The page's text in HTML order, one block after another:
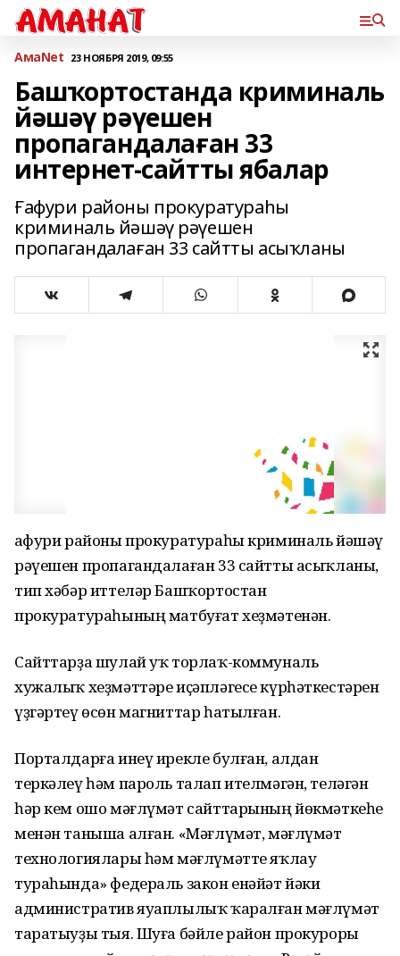
АмаNet 23 НОЯБРЯ 2019, 09:55
Башҡортостанда криминаль
йәшәү рәүешен
пропагандалаған 33
интернет-сайтты ябалар
Ғафури районы прокуратураһы
криминаль йәшәү рәүешен
пропагандалаған 33 сайтты асыҡланы
Ғафури районы прокуратураһы криминаль йәшәү
рәүешен пропагандалаған 33 сайтты асыҡланы,
тип хәбәр иттеләр Башҡортостан
прокуратураһының матбуғат хеҙмәтенән.
Сайттарҙа шулай уҡ торлаҡ-коммуналь
хужалыҡ хеҙмәттәре иҫәпләгесе күрһәткестәрен
үҙгәртеү өсөн магниттар һатылған.
Порталдарға инеү ирекле булған, алдан
теркәлеү һәм пароль талап ителмәгән, теләгән
һәр кем ошо мәғлүмәт сайттарының йөкмәткеһе
менән таныша алған. «Мәғлүмәт, мәғлүмәт
технологиялары һәм мәғлүмәтте яҡлау
тураһында» федераль закон енәйәт йәки
административ яуаплылыҡ ҡаралған мәғлүмәт
таратыуҙы тыя. Шуға бәйле район прокуроры